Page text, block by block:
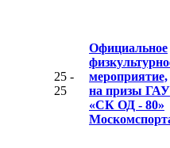
25 -
25
Официальное
мероприятие,
на призы ГАУ
«СК ОД - 80»